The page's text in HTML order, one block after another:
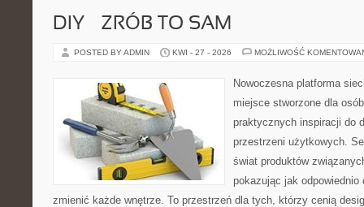
DIY – ZRÓB TO SAM
POSTED BY ADMIN KWI - 27 - 2026 MOŻLIWOŚĆ
Nowoczesna platforma
miejsce stworzone dla
praktycznych inspiracji do
przestrzeni użytkowych.
świat produktów
pokazując jak odpowiednio
zmienić każde wnętrze. To przestrzeń dla tych, którzy cenią